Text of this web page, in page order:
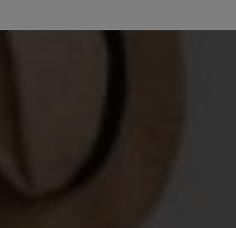
Wybierz coś dla siebie z naszej